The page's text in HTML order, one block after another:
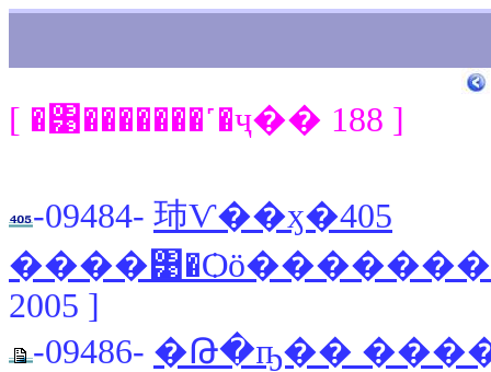
[ �͹�������˹�ҷ�� 188 ]
-09484- 㺻Ѵ��ӽ�405
2005 ]
-09486- �Թ�ҧ��